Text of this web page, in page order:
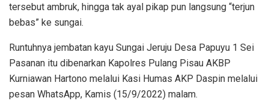
tersebut ambruk, hingga tak ayal pikap pun langsung “terjun
bebas” ke sungai.
Runtuhnya jembatan kayu Sungai Jeruju Desa Papuyu 1 Sei
Pasanan itu dibenarkan Kapolres Pulang Pisau AKBP
Kurniawan Hartono melalui Kasi Humas AKP Daspin melalui
pesan WhatsApp, Kamis (15/9/2022) malam.